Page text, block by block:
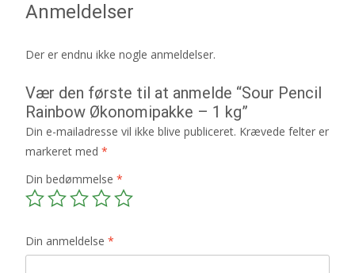
Anmeldelser
Der er endnu ikke nogle anmeldelser.
Vær den første til at anmelde “Sour Pencil
Rainbow Økonomipakke – 1 kg”
Din e-mailadresse vil ikke blive publiceret. Krævede felter er
markeret med *
Din bedømmelse *
Din anmeldelse *